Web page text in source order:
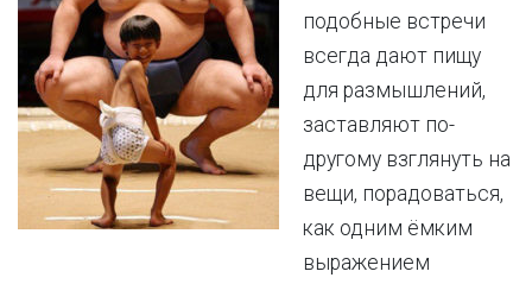
подобные встречи
всегда дают пищу
для размышлений,
заставляют по-
другому взглянуть на
вещи, порадоваться,
как одним ёмким
выражением